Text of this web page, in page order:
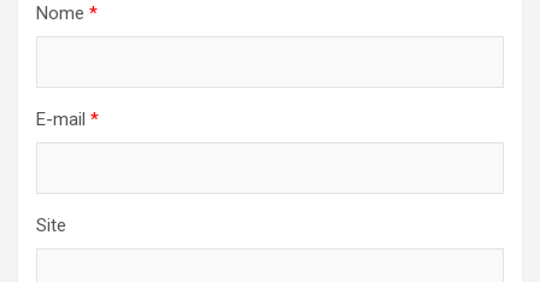
Nome *
E-mail *
Site